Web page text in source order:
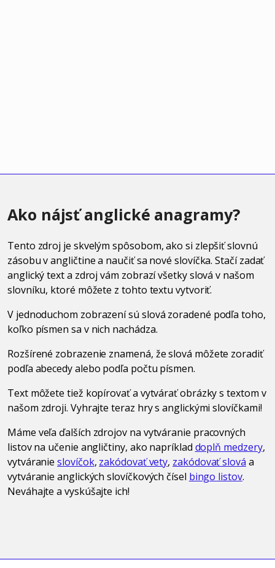
Ako nájsť anglické anagramy?
Tento zdroj je skvelým spôsobom, ako si zlepšiť slovnú
zásobu v angličtine a naučiť sa nové slovíčka. Stačí zadať
anglický text a zdroj vám zobrazí všetky slová v našom
slovníku, ktoré môžete z tohto textu vytvoriť.
V jednoduchom zobrazení sú slová zoradené podľa toho,
koľko písmen sa v nich nachádza.
Rozšírené zobrazenie znamená, že slová môžete zoradiť
podľa abecedy alebo podľa počtu písmen.
Text môžete tiež kopírovať a vytvárať obrázky s textom v
našom zdroji. Vyhrajte teraz hry s anglickými slovíčkami!
Máme veľa ďalších zdrojov na vytváranie pracovných
listov na učenie angličtiny, ako napríklad doplň medzery,
vytváranieslovíčok, zakódovať vety, zakódovať slová a
vytváranie anglických slovíčkových čísel bingo listov.
Neváhajte a vyskúšajte ich!